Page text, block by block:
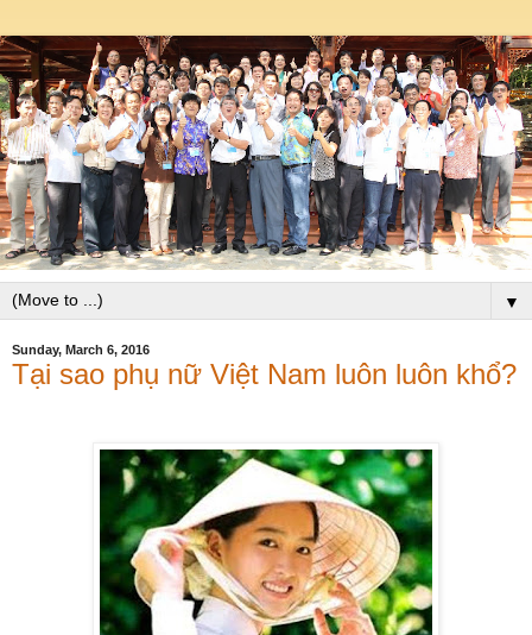
▼
Sunday, March 6, 2016
Tại sao phụ nữ Việt Nam luôn luôn khổ?